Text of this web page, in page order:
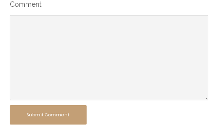
Comment
Submit Comment